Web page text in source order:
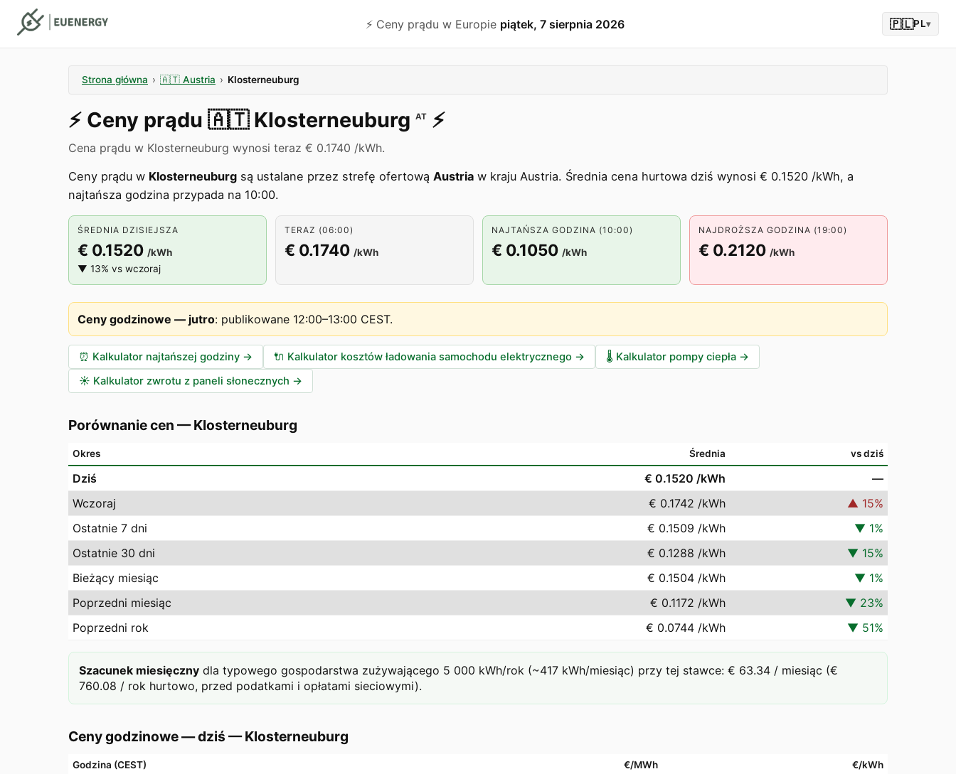
⚡️ Ceny prądu w Europie piątek, 7 sierpnia 2026 🇵🇱PL▾
Strona główna › 🇦🇹 Austria › Klosterneuburg
⚡️ Ceny prądu 🇦🇹 Klosterneuburg AT ⚡️
Cena prądu w Klosterneuburg wynosi teraz € 0.1740 /kWh.
Ceny prądu w Klosterneuburg są ustalane przez strefę ofertową Austria w kraju Austria. Średnia cena hurtowa dziś wynosi € 0.1520 /kWh, a
najtańsza godzina przypada na 10:00.
ŚREDNIA DZISIEJSZA
€ 0.1520 /kWh
▼ 13% vs wczoraj
TERAZ (06:00)
€ 0.1740 /kWh
NAJTAŃSZA GODZINA (10:00)
€ 0.1050 /kWh
NAJDROŻSZA GODZINA (19:00)
€ 0.2120 /kWh
Ceny godzinowe — jutro: publikowane 12:00–13:00 CEST.
⏰ Kalkulator najtańszej godziny → 🔌 Kalkulator kosztów ładowania samochodu elektrycznego → 🌡️ Kalkulator pompy ciepła →
☀️ Kalkulator zwrotu z paneli słonecznych →
Porównanie cen —Klosterneuburg
Okres Średnia vs dziś
Dziś € 0.1520 /kWh
—
Wczoraj
€ 0.1742 /kWh ▲ 15%
Ostatnie 7 dni
€ 0.1509 /kWh ▼ 1%
Ostatnie 30 dni
€ 0.1288 /kWh ▼ 15%
Bieżący miesiąc
€ 0.1504 /kWh ▼ 1%
Poprzedni miesiąc
€ 0.1172 /kWh ▼ 23%
Poprzedni rok
€ 0.0744 /kWh ▼ 51%
Szacunek miesięczny dla typowego gospodarstwa zużywającego 5 000 kWh/rok (~417 kWh/miesiąc) przy tej stawce: € 63.34 / miesiąc (€
760.08 / rok hurtowo, przed podatkami i opłatami sieciowymi).
Ceny godzinowe — dziś —Klosterneuburg
Godzina (CEST) €/MWh €/kWh